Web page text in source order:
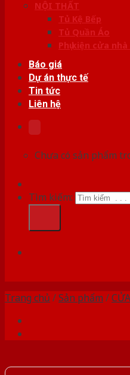
NỘI THẤT
Tủ Kệ Bếp
Tủ Quần Áo
Phụ kiện cửa
Báo giá
Dự án thực tế
Tin tức
Liên hệ
Chưa có sản phẩm
Tìm kiếm:
Trang chủ /Sản phẩm /